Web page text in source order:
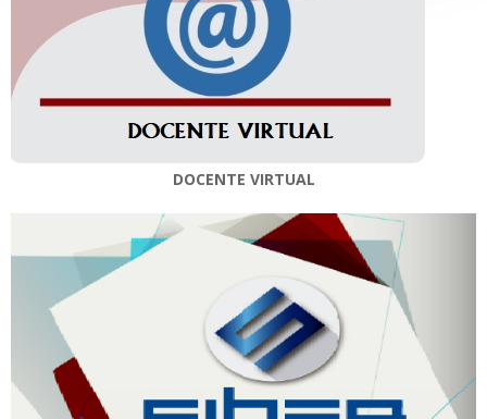
DOCENTE VIRTUAL